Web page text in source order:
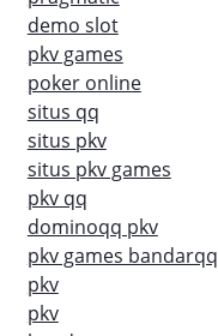
demo slot
pkv games
poker online
situs qq
situs pkv
situs pkv games
pkv qq
dominoqq pkv
pkv games bandarqq
pkv
pkv